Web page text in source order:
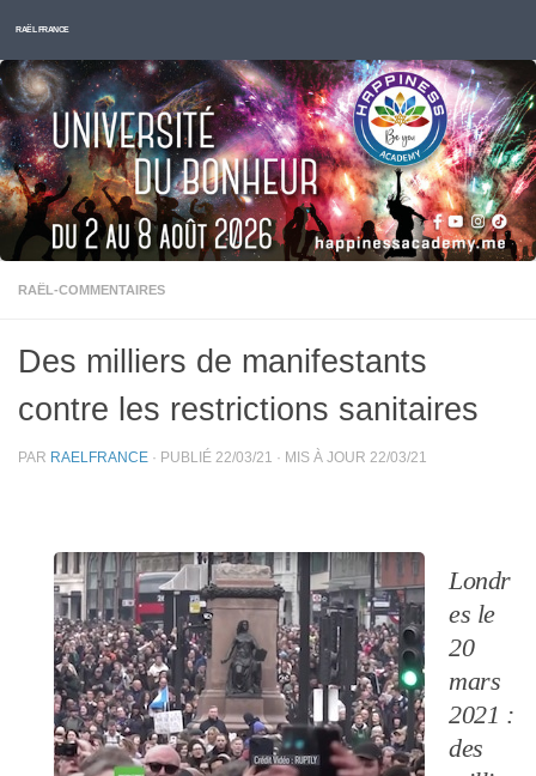
Skip to content
RAËL FRANCE
RAËL-COMMENTAIRES
Des milliers de manifestants
contre les restrictions sanitaires
PAR RAELFRANCE · PUBLIÉ 22/03/21 · MIS À JOUR 22/03/21
Londr
es le
20
mars
2021 :
des